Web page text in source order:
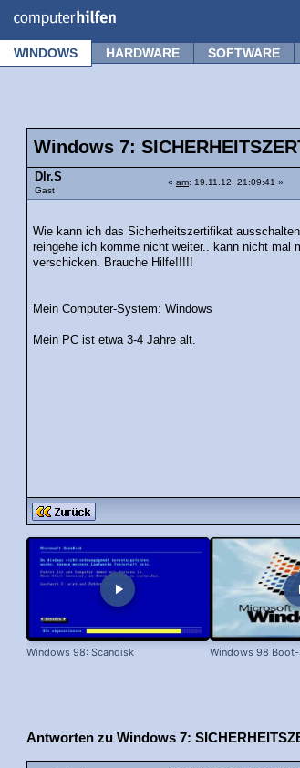
WINDOWS HARDWARE SOFTWARE
Windows 7:
Dlr.S
Gast
« am: 19.11.12, 21:09:41 »
Wie kann ich das Sicherheitszertifikat
reingehe ich komme nicht weiter.. kann nicht mal
verschicken. Brauche Hilfe!!!!!
Mein Computer-System: Windows
Mein PC ist etwa 3-4 Jahre alt.
Windows 98: Scandisk Windows 98 Boot-
Antworten zu Windows 7: